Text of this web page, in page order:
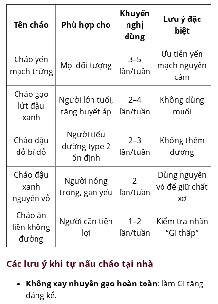
Tên cháo Phù hợp cho
Khuyến
nghị
dùng
Lưu ý đặc
biệt
Cháo yến
mạch trứng
Mọi đối tượng
3–5
lần/tuần
Ưu tiên yến
mạch nguyên
cám
Cháo gạo
lứt đậu
xanh
Người lớn tuổi,
tăng huyết áp
2–4
lần/tuần
Không dùng
muối
Cháo đậu
đỏ bí đỏ
Người tiểu
đường type 2
ổn định
2–3
lần/tuần
Không thêm
đường
Cháo đậu
xanh
nguyên vỏ
Người nóng
trong, gan yếu
2
lần/tuần
Dùng nguyên
vỏ để giữ chất
xơ
Cháo ăn
liền không
đường
Người cần tiện
lợi
1–2
lần/tuần
Kiểm tra nhãn
“GI thấp”
Các lưu ý khi tự nấu cháo tại nhà
Không xay nhuyễn gạo hoàn toàn: làm GI tăng
đáng kể.